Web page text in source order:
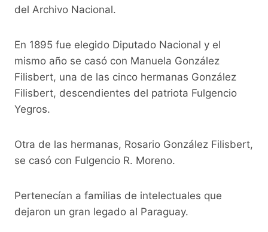
del Archivo Nacional.
En 1895 fue elegido Diputado Nacional y el
mismo año se casó con Manuela González
Filisbert, una de las cinco hermanas González
Filisbert, descendientes del patriota Fulgencio
Yegros.
Otra de las hermanas, Rosario González Filisbert,
se casó con Fulgencio R. Moreno.
Pertenecían a familias de intelectuales que
dejaron un gran legado al Paraguay.